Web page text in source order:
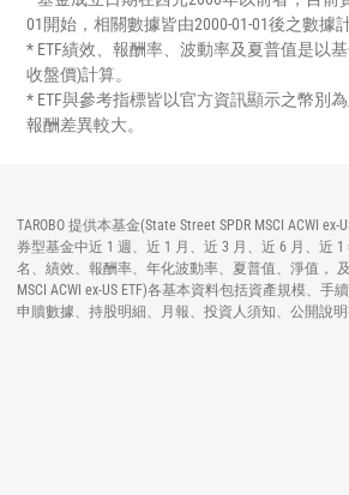
01開始，相關數據皆由2000-01-01後之數據
* ETF績效、報酬率、波動率及夏普值是以
收盤價)計算。
* ETF與參考指標皆以官方資訊顯示之幣別
報酬差異較大。
TAROBO 提供本基金(State Street SPDR MSCI ACWI
券型基金中近 1 週、近 1 月、近 3 月、近 6 月、近
名、績效、報酬率、年化波動率、夏普值、淨值， 及
MSCI ACWI ex-US ETF)各基本資料包括資產規模、手
申贖數據、持股明細、月報、投資人須知、公開說明